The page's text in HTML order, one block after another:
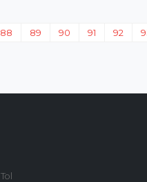
88 89 90 91 92